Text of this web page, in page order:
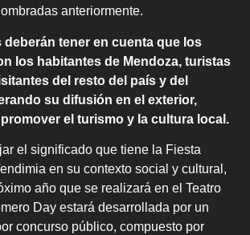
anteriormente.
deberán tener en cuenta que los
los habitantes de Mendoza, turistas
del resto del país y del
su difusión en el exterior,
el turismo y la cultura local.
el significado que tiene la Fiesta
en su contexto social y cultural,
año que se realizará en el Teatro
Day estará desarrollada por un
concurso público, compuesto por